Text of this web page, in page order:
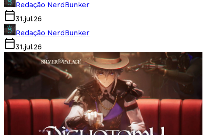
Redação NerdBunker
31.jul.26
Redação NerdBunker
31.jul.26